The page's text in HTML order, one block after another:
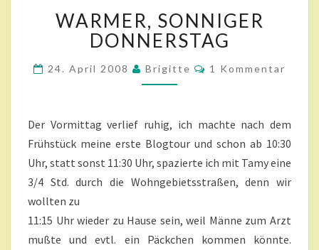
A
R
M
E
R
O
N
N
G
R
D
WARMER, SONNIGER
DONNERSTAG
24. April 2008 Brigitte
K
O
T
A
R
E
1 Kommentar
Der Vormittag verlief ruhig, ich machte nach dem
Frühstück meine erste Blogtour und schon ab 10:30
Uhr, statt sonst 11:30 Uhr, spazierte ich mit Tamy eine
3/4 Std. durch die Wohngebietsstraßen, denn wir
wollten zu
11:15 Uhr wieder zu Hause sein, weil Männe zum Arzt
mußte und evtl. ein Päckchen kommen könnte.